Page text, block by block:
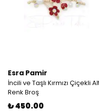
Esra Pamir
İncili ve Taşlı Kırmızı Çiçekli
Renk Broş
₺ 450.00